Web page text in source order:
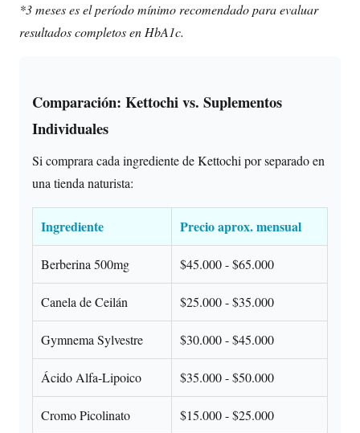
*3 meses es el período mínimo recomendado para evaluar
resultados completos en HbA1c.
Comparación: Kettochi vs. Suplementos
Individuales
Si comprara cada ingrediente de Kettochi por separado en
una tienda naturista:
Ingrediente Precio aprox. mensual
Berberina 500mg $45.000 - $65.000
Canela de Ceilán $25.000 - $35.000
Gymnema Sylvestre $30.000 - $45.000
Ácido Alfa-Lipoico $35.000 - $50.000
Cromo Picolinato $15.000 - $25.000